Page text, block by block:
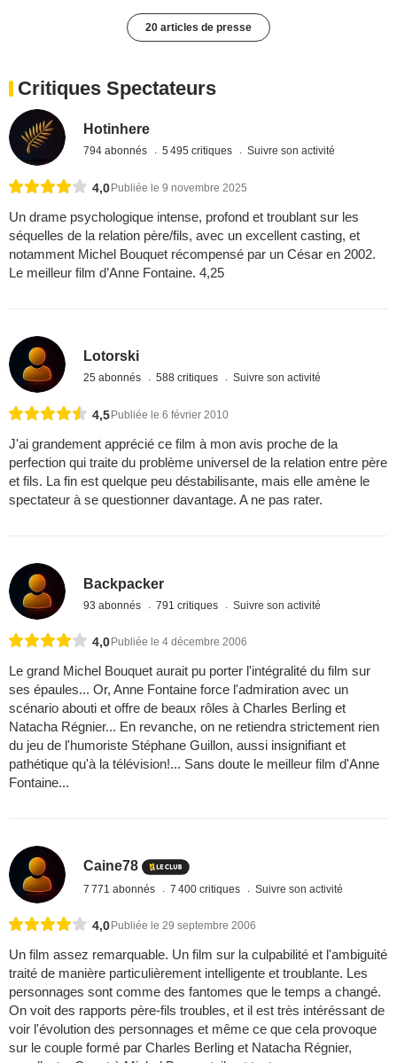
20 articles de presse
Critiques Spectateurs
Hotinhere
794 abonnés 5 495 critiques Suivre son activité
4,0Publiée le 9 novembre 2025
Un drame psychologique intense, profond et troublant sur les
séquelles de la relation père/fils, avec un excellent casting, et
notamment Michel Bouquet récompensé par un César en 2002.
Le meilleur film d’Anne Fontaine. 4,25
Lotorski
25 abonnés 588 critiques Suivre son activité
4,5 Publiée le 6 février 2010
J'ai grandement apprécié ce film à mon avis proche de la
perfection qui traite du problème universel de la relation entre père
et fils. La fin est quelque peu déstabilisante, mais elle amène le
spectateur à se questionner davantage. A ne pas rater.
Backpacker
93 abonnés 791 critiques Suivre son activité
4,0 Publiée le 4 décembre 2006
Le grand Michel Bouquet aurait pu porter l'intégralité du film sur
ses épaules... Or, Anne Fontaine force l'admiration avec un
scénario abouti et offre de beaux rôles à Charles Berling et
Natacha Régnier... En revanche, on ne retiendra strictement rien
du jeu de l'humoriste Stéphane Guillon, aussi insignifiant et
pathétique qu'à la télévision!... Sans doute le meilleur film d'Anne
Fontaine...
Caine78
7 771 abonnés 7 400 critiques Suivre son activité
4,0Publiée le 29 septembre 2006
Un film assez remarquable. Un film sur la culpabilité et l'ambiguité
traité de manière particulièrement intelligente et troublante. Les
personnages sont comme des fantomes que le temps a changé.
On voit des rapports père-fils troubles, et il est très intéréssant de
voir l'évolution des personnages et même ce que cela provoque
sur le couple formé par Charles Berling et Natacha Régnier,